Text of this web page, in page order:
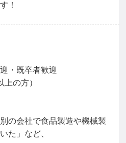
！
・既卒者歓迎
上の方）
の会社で食品製造や機械製
た」など、